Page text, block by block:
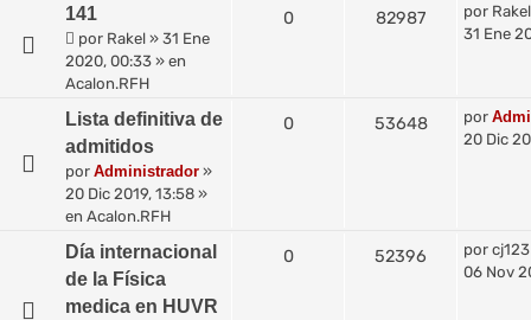
141
por Rakel » 31 Ene
2020, 00:33 » en
Acalon.RFH
0 82987 por Rakel
31 Ene
Lista definitiva de
admitidos
por Administrador »
20 Dic 2019, 13:58 »
en Acalon.RFH
0 53648 por
20 Dic
Día internacional
de la Física
medica en HUVR
0 52396 por cj123
06 Nov